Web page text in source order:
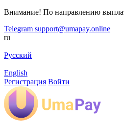
Внимание! По направлению
Telegram support@umapay.online
ru
Русский
English
Регистрация Войти